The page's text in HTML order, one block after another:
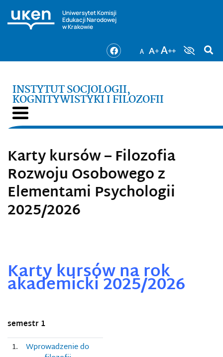
Uniwersytet Komisji
Edukacji Narodowej
w Krakowie
INSTYTUT SOCJOLOGII,
KOGNITYWISTYKI I FILOZOFII
Karty kursów – Filozofia
Rozwoju Osobowego z
Elementami Psychologii
2025/2026
Karty kursów na rok
akademicki 2025/2026
semestr 1
1.
Wprowadzenie do